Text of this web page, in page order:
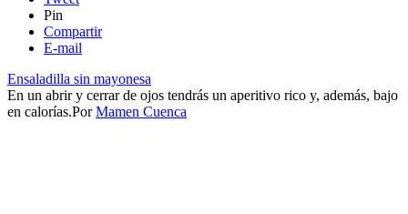
Pin
Compartir
E-mail
Ensaladilla sin mayonesa
En un abrir y cerrar de ojos tendrás un aperitivo rico y, además, bajo
en calorías.​PorMamen Cuenca